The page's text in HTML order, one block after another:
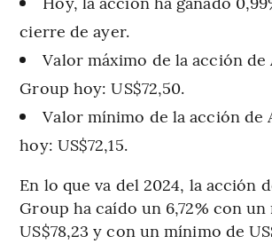
cierre de ayer.
Valor máximo de la acción de
Group hoy: US$72,50.
Valor mínimo de la acción de
hoy: US$72,15.
En lo que va del 2024, la acción
Group ha caído un 6,72% con un
US$78,23 y con un mínimo de